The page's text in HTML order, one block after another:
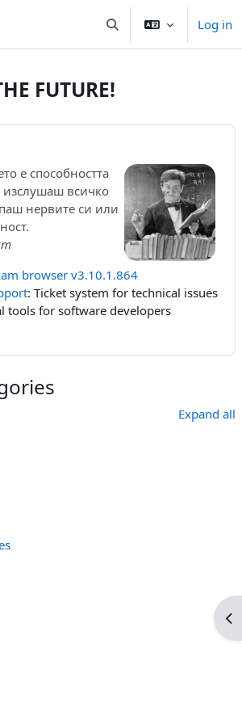
Toggle search inputLog in
FUTURE!
е способността
всичко
нервите си или
browser v3.10.1.864
: Ticket system for technical issues
tools for software developers
Expand all